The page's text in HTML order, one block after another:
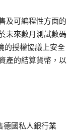
及可編程性方面的
未來數月測試數碼
的授權協議上安全
產的結算貨幣，以
德國私人銀行業